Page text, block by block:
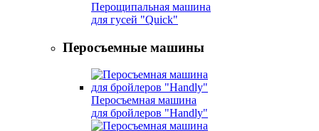
Перощипальная машина
для гусей "Quick"
Перосъемные машины
Перосъемная машина
для бройлеров "Handly"